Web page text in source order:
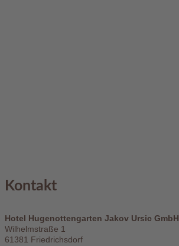
Kontakt
Hotel Hugenottengarten Jakov Ursic GmbH
Wilhelmstraße 1
61381 Friedrichsdorf